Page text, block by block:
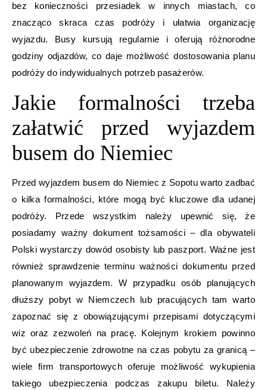
bez konieczności przesiadek w innych miastach, co
znacząco skraca czas podróży i ułatwia organizację
wyjazdu. Busy kursują regularnie i oferują różnorodne
godziny odjazdów, co daje możliwość dostosowania planu
podróży do indywidualnych potrzeb pasażerów.
Jakie formalności trzeba
załatwić przed wyjazdem
busem do Niemiec
Przed wyjazdem busem do Niemiec z Sopotu warto zadbać
o kilka formalności, które mogą być kluczowe dla udanej
podróży. Przede wszystkim należy upewnić się, że
posiadamy ważny dokument tożsamości – dla obywateli
Polski wystarczy dowód osobisty lub paszport. Ważne jest
również sprawdzenie terminu ważności dokumentu przed
planowanym wyjazdem. W przypadku osób planujących
dłuższy pobyt w Niemczech lub pracujących tam warto
zapoznać się z obowiązującymi przepisami dotyczącymi
wiz oraz zezwoleń na pracę. Kolejnym krokiem powinno
być ubezpieczenie zdrowotne na czas pobytu za granicą –
wiele firm transportowych oferuje możliwość wykupienia
takiego ubezpieczenia podczas zakupu biletu. Należy